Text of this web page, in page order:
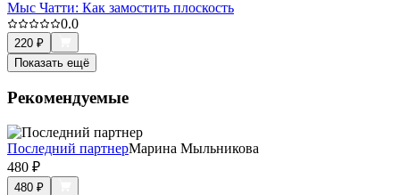
Мыс Чатти: Как замостить плоскость
0.0
220 ₽
Показать ещё
Рекомендуемые
Последний партнерМарина Мыльникова
480 ₽
480 ₽